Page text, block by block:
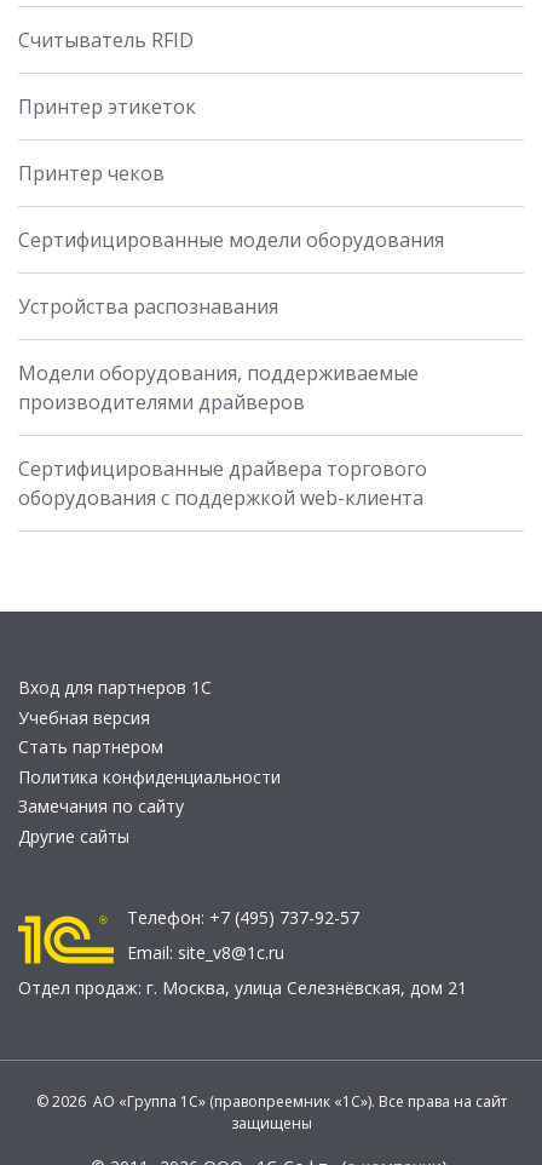
Считыватель RFID
Принтер этикеток
Принтер чеков
Сертифицированные модели оборудования
Устройства распознавания
Модели оборудования, поддерживаемые
производителями драйверов
Сертифицированные драйвера торгового
оборудования с поддержкой web-клиента
Вход для партнеров 1С
Учебная версия
Стать партнером
Политика конфиденциальности
Замечания по сайту
Другие сайты
Телефон: +7 (495) 737-92-57
Email: site_v8@1c.ru
Отдел продаж: г. Москва, улица Селезнёвская, дом 21
© 2026 АО «Группа 1С» (правопреемник «1С»). Все права на сайт
защищены